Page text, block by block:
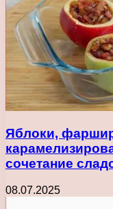
Яблоки,
сочетание
08.07.2025